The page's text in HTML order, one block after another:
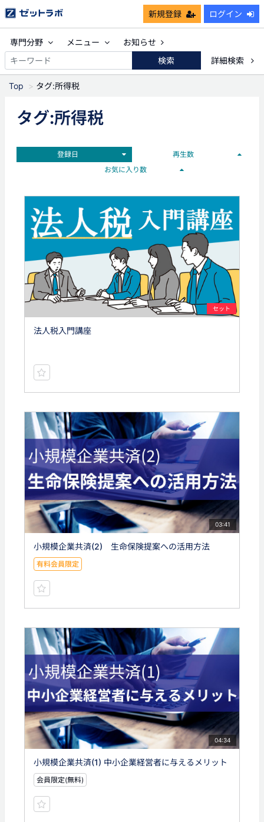
新規登録 ログイン
専門分野 メニュー
お知らせ
検索
詳細検索
Top タグ:所得税
タグ:所得税
登録日
再生数
お気に入り数
セット
法人税入門講座
03:41
小規模企業共済(2) 生命保険提案への活用方法
有料会員限定
04:34
小規模企業共済(1) 中小企業経営者に与えるメリット
会員限定(無料)